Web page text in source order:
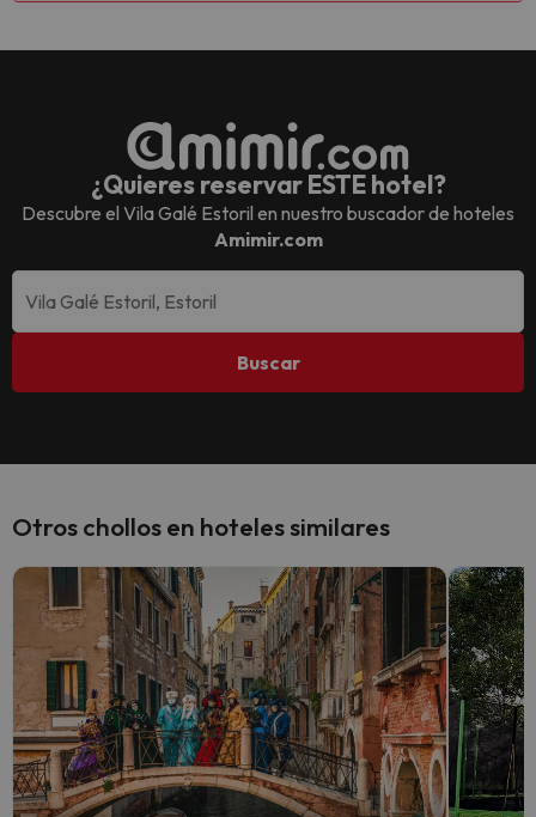
¿Quieres reservar ESTE hotel?
Descubre el Vila Galé Estoril en nuestro buscador de hoteles
Amimir.com
Buscar
Otros chollos en hoteles similares